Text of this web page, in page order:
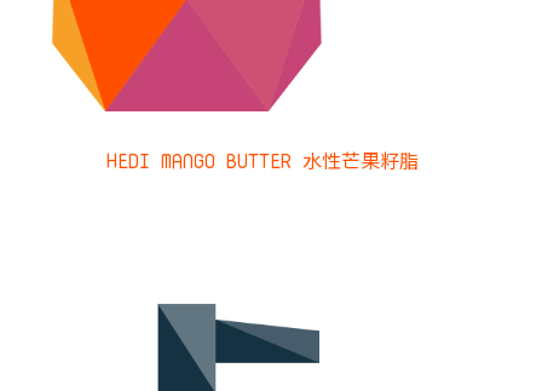
HEDI MANGO BUTTER 水性芒果籽脂